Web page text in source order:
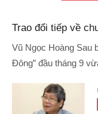
Trao đổi tiếp về
Vũ Ngọc Hoàng Sau
Đông” đầu tháng 9